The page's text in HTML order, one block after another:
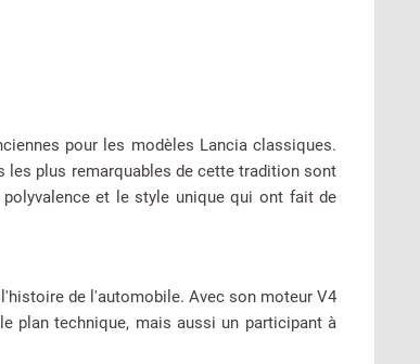
pour les modèles Lancia classiques.
les plus remarquables de cette tradition sont
et le style unique qui ont fait de
de l'automobile. Avec son moteur V4
plan technique, mais aussi un participant à